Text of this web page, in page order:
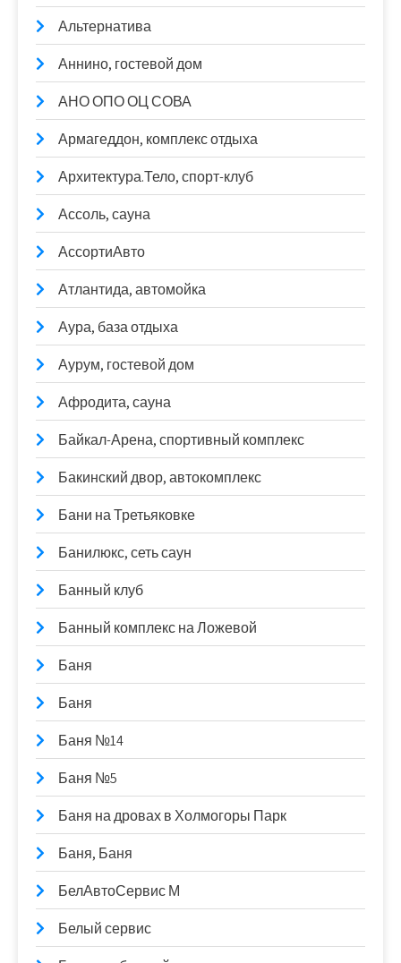
Альтернатива
Аннино, гостевой дом
АНО ОПО ОЦ СОВА
Армагеддон, комплекс отдыха
Архитектура.Тело, спорт-клуб
Ассоль, сауна
АссортиАвто
Атлантида, автомойка
Аура, база отдыха
Аурум, гостевой дом
Афродита, сауна
Байкал-Арена, спортивный комплекс
Бакинский двор, автокомплекс
Бани на Третьяковке
Банилюкс, сеть саун
Банный клуб
Банный комплекс на Ложевой
Баня
Баня
Баня №14
Баня №5
Баня на дровах в Холмогоры Парк
Баня, Баня
БелАвтоСервис М
Белый сервис